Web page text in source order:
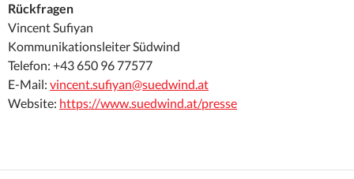
Rückfragen
Vincent Sufiyan
Kommunikationsleiter Südwind
Telefon: +43 650 96 77577
E-Mail: vincent.sufiyan@suedwind.at
Website: https://www.suedwind.at/presse